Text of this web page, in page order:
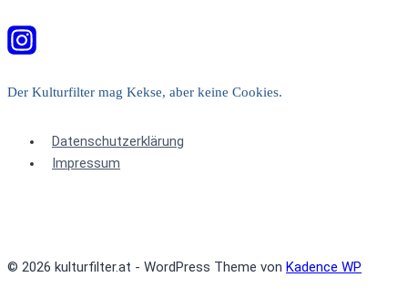
Der Kulturfilter mag Kekse, aber keine Cookies.
Datenschutzerklärung
Impressum
© 2026 kulturfilter.at - WordPress Theme von Kadence WP